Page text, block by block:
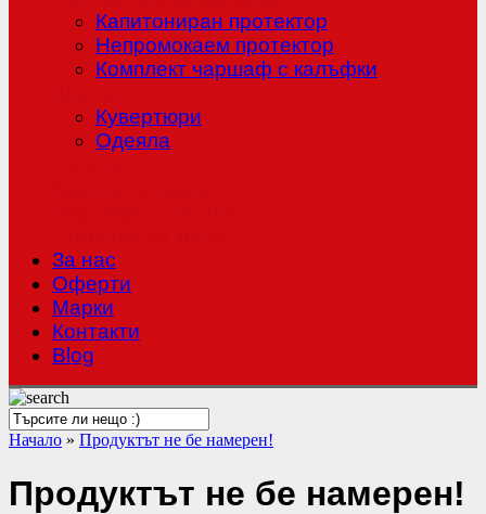
Капитониран протектор
Непромокаем протектор
Комплект чаршаф с калъфки
Кувертюри
Одеяла
За нас
Оферти
Mарки
Контакти
Blog
Начало » Продуктът не бе намерен!
Продуктът не бе намерен!